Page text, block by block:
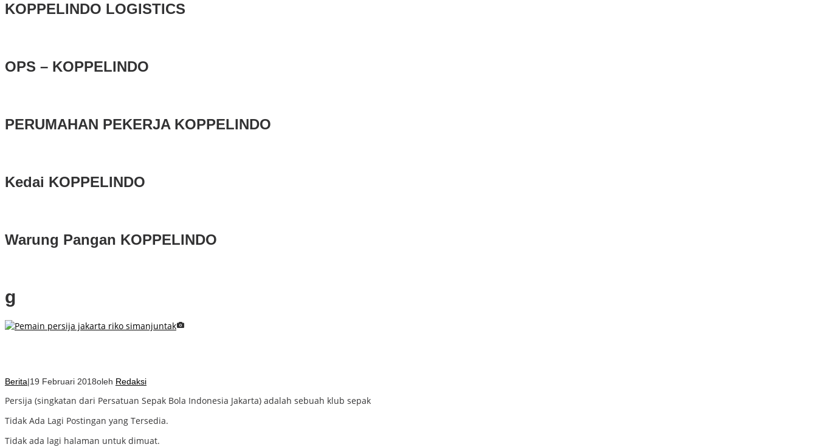
KOPPELINDO LOGISTICS
OPS – KOPPELINDO
PERUMAHAN PEKERJA KOPPELINDO
Kedai KOPPELINDO
Warung Pangan KOPPELINDO
g
Berita|19 Februari 2018oleh Redaksi
Persija (singkatan dari Persatuan Sepak Bola Indonesia Jakarta) adalah sebuah klub sepak
Tidak Ada Lagi Postingan yang Tersedia.
Tidak ada lagi halaman untuk dimuat.